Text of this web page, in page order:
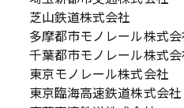
芝山鉄道株式会社
多摩都市モノレール株式
千葉都市モノレール株式
東京モノレール株式会社
東京臨海高速鉄道株式会社